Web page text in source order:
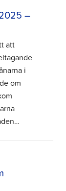
–
att
i
om